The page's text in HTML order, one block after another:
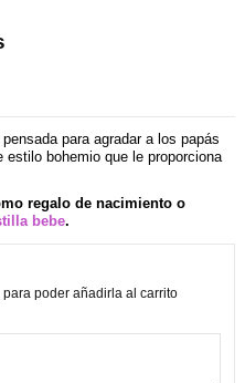
para agradar a los papás
bohemio que le proporciona
regalo de nacimiento o
bebe.
poder añadirla al carrito